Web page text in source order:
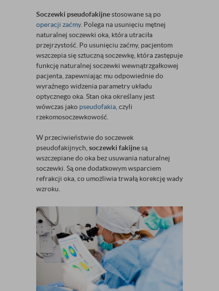
Soczewki pseudofakijnestosowane są po
operacji zaćmy. Polega na usunięciu mętnej
naturalnej soczewki oka, która utraciła
przejrzystość. Po usunięciu zaćmy, pacjentom
wszczepia się sztuczną soczewkę, która zastępuje
funkcję naturalnej soczewki wewnątrzgałkowej
pacjenta, zapewniając mu odpowiednie do
wyraźnego widzenia parametry układu
optycznego oka. Stan oka określany jest
wówczas jako pseudofakia, czyli
rzekomosoczewkowość.
W przeciwieństwie do soczewek
pseudofakijnych,soczewki fakijnesą
wszczepiane do oka bez usuwania naturalnej
soczewki. Są one dodatkowym wsparciem
refrakcji oka, co umożliwia trwałą korekcję wady
wzroku.